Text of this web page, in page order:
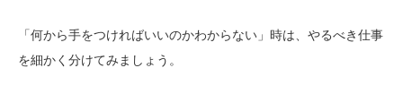
「何から手をつければいいのかわからない」時は、やるべき仕事
を細かく分けてみましょう。